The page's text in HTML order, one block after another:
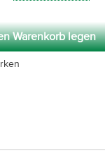
Warenkorb legen